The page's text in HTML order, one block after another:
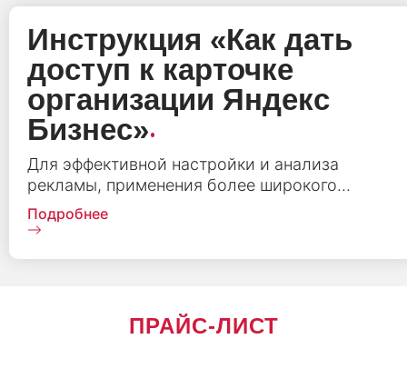
Инструкция «‎Как дать
доступ к карточке
организации Яндекс
Бизнес».
Для эффективной настройки и анализа
рекламы, применения более широкого...
Подробнее
ПРАЙС-ЛИСТ